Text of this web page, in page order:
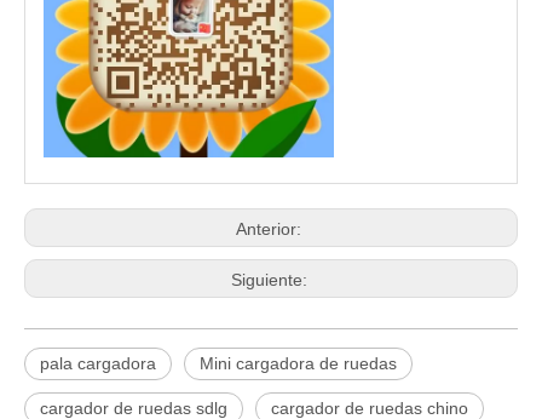
Anterior:
Siguiente:
pala cargadora Mini cargadora de ruedas
cargador de ruedas sdlg cargador de ruedas chino